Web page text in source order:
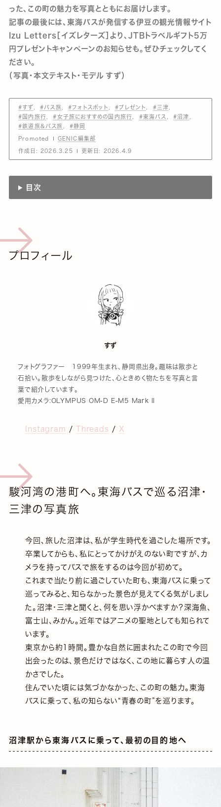
った、この町の魅力を写真とともにお届けします。
記事の最後には、東海バスが発信する伊豆の観光情報サイト
Izu Letters［イズレターズ］より、JTBトラベルギフト5万
円プレゼントキャンペーンのお知らせも。ぜひチェックしてく
ださい。
（写真・本文テキスト・モデル すず）
#すず #バス旅 #フォトスポット #プレゼント
#三津
#国内旅行
#女子旅におすすめの国内旅行 #東海バス
#沼津
#鉄道旅&バス旅
#静岡
Promoted GENIC編集部
作成日: 2026.3.25 更新日: 2026.4.9
目次
プロフィール
すず
フォトグラファー 1999年生まれ、静岡県出身。趣味は散歩と
石拾い。散歩をしながら見つけた、心ときめく物たちを写真と言
葉で紹介しています。
愛用カメラ:OLYMPUS OM-D E-M5 Mark II
Instagram / Threads / X
駿河湾の港町へ。東海バスで巡る沼津・
三津の写真旅
今回、旅した沼津は、私が学生時代を過ごした場所です。
卒業してからも、私にとってかけがえのない町ですが、カ
メラを持ってバスで旅をするのは今回が初めて。
これまで当たり前に過ごしていた町も、東海バスに乗って
巡ってみると、知らなかった景色が見えてくる気がしまし
た。沼津・三津と聞くと、何を思い浮かべますか？深海魚、
富士山、みかん。近年ではアニメの聖地としても知られて
います。
東京から約1時間。豊かな自然に囲まれたこの町で今回
出会ったのは、景色だけではなく、この地に暮らす人の温
かさでした。
住んでいた頃には気づかなかった、この町の魅力。東海
バスに乗って、私の知らない“青春の町”を巡ります。
沼津駅から東海バスに乗って、最初の目的地へ